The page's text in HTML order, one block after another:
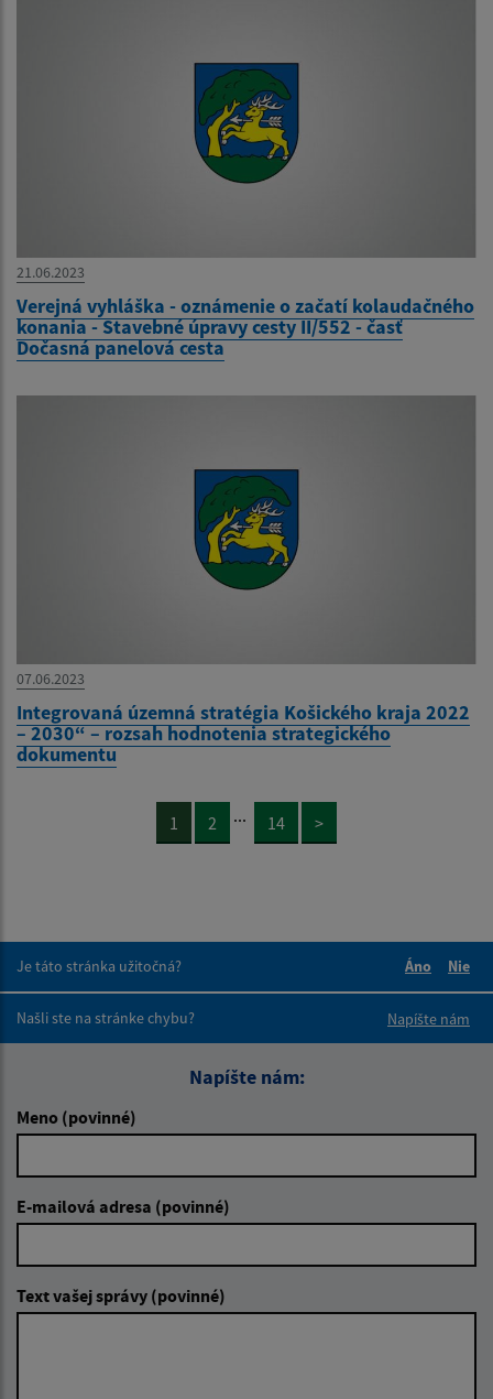
21.06.2023
Verejná vyhláška - oznámenie o začatí kolaudačného
konania - Stavebné úpravy cesty II/552 - časť
Dočasná panelová cesta
07.06.2023
Integrovaná územná stratégia Košického kraja 2022
– 2030“ – rozsah hodnotenia strategického
dokumentu
1 2 ... 14 >
Je táto stránka užitočná?
Áno
Nie
Našli ste na stránke chybu?
Napíšte nám
Napíšte nám:
Meno (povinné)
E-mailová adresa (povinné)
Text vašej správy (povinné)